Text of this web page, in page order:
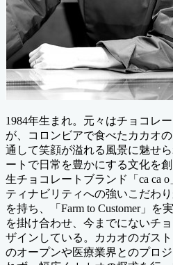
1984年生まれ。元々はチョコレ
が、コロンビアで食べたカカオ
通して笑顔が溢れる風景に魅せ
ートで日常を豊かにする文化を
生チョコレートブランド「ca ca
ティナビリティへの強いこだわ
を持ち、「Farm to Customer」を
を掛け合わせ、今までにないチ
ザインしている。カカオのガス
のオープンや医療業界とのプロ